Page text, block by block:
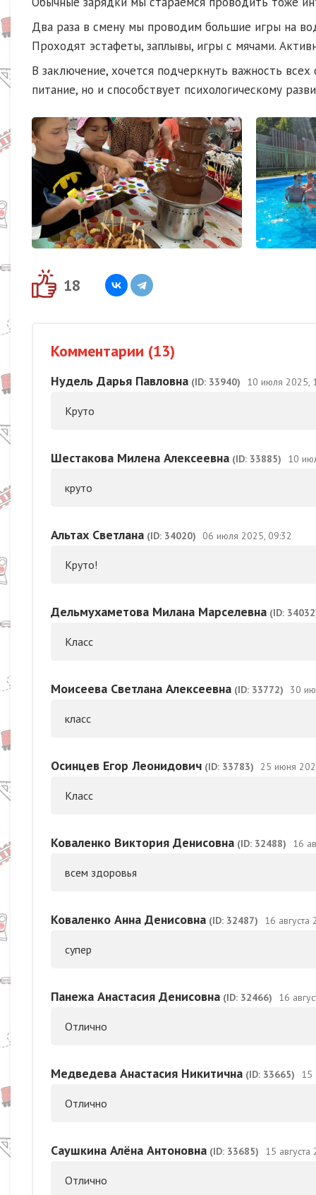
Два раза в смену мы проводим большие игры на
Проходят эстафеты, заплывы, игры с мячами.
В заключение, хочется подчеркнуть важность
питание, но и способствует психологическому
18
Комментарии (13)
Нудель Дарья Павловна (ID: 33940) 10 июля 2025,
Круто
Шестакова Милена Алексеевна (ID: 33885) 10
круто
Альтах Светлана (ID: 34020) 06 июля 2025, 09:32
Круто!
Дельмухаметова Милана Марселевна (ID:
Класс
Моисеева Светлана Алексеевна (ID: 33772) 30
класс
Осинцев Егор Леонидович (ID: 33783) 25 июня
Класс
Коваленко Виктория Денисовна (ID: 32488) 16
всем здоровья
Коваленко Анна Денисовна (ID: 32487) 16
супер
Панежа Анастасия Денисовна (ID: 32466) 16
Отлично
Медведева Анастасия Никитична (ID: 33665) 15
Отлично
Саушкина Алёна Антоновна (ID: 33685) 15
Отлично